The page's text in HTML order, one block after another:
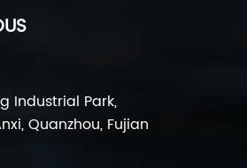
les
systèmes de sécurité, les
ventilateurs
rechargeables, les portes
Industrial Park,
Quanzhou, Fujian